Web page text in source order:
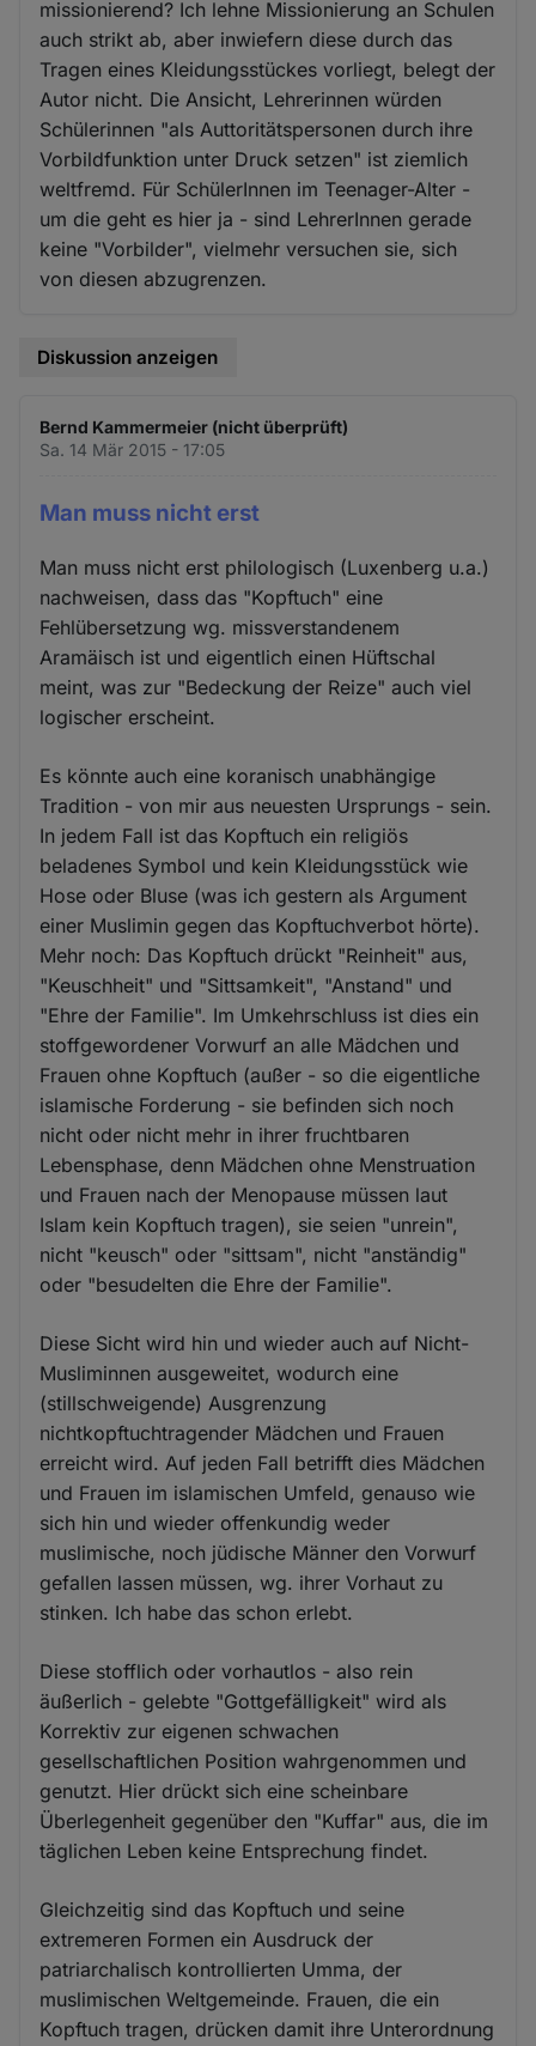
missionierend? Ich lehne Missionierung an Schulen
auch strikt ab, aber inwiefern diese durch das
Tragen eines Kleidungsstückes vorliegt, belegt der
Autor nicht. Die Ansicht, Lehrerinnen würden
Schülerinnen "als Auttoritätspersonen durch ihre
Vorbildfunktion unter Druck setzen" ist ziemlich
weltfremd. Für SchülerInnen im Teenager-Alter -
um die geht es hier ja - sind LehrerInnen gerade
keine "Vorbilder", vielmehr versuchen sie, sich
von diesen abzugrenzen.
Diskussion anzeigen
Bernd Kammermeier (nicht überprüft)
Sa. 14 Mär 2015 - 17:05
Man muss nicht erst
Man muss nicht erst philologisch (Luxenberg u.a.)
nachweisen, dass das "Kopftuch" eine
Fehlübersetzung wg. missverstandenem
Aramäisch ist und eigentlich einen Hüftschal
meint, was zur "Bedeckung der Reize" auch viel
logischer erscheint.
Es könnte auch eine koranisch unabhängige
Tradition - von mir aus neuesten Ursprungs - sein.
In jedem Fall ist das Kopftuch ein religiös
beladenes Symbol und kein Kleidungsstück wie
Hose oder Bluse (was ich gestern als Argument
einer Muslimin gegen das Kopftuchverbot hörte).
Mehr noch: Das Kopftuch drückt "Reinheit" aus,
"Keuschheit" und "Sittsamkeit", "Anstand" und
"Ehre der Familie". Im Umkehrschluss ist dies ein
stoffgewordener Vorwurf an alle Mädchen und
Frauen ohne Kopftuch (außer - so die eigentliche
islamische Forderung - sie befinden sich noch
nicht oder nicht mehr in ihrer fruchtbaren
Lebensphase, denn Mädchen ohne Menstruation
und Frauen nach der Menopause müssen laut
Islam kein Kopftuch tragen), sie seien "unrein",
nicht "keusch" oder "sittsam", nicht "anständig"
oder "besudelten die Ehre der Familie".
Diese Sicht wird hin und wieder auch auf Nicht-
Musliminnen ausgeweitet, wodurch eine
(stillschweigende) Ausgrenzung
nichtkopftuchtragender Mädchen und Frauen
erreicht wird. Auf jeden Fall betrifft dies Mädchen
und Frauen im islamischen Umfeld, genauso wie
sich hin und wieder offenkundig weder
muslimische, noch jüdische Männer den Vorwurf
gefallen lassen müssen, wg. ihrer Vorhaut zu
stinken. Ich habe das schon erlebt.
Diese stofflich oder vorhautlos - also rein
äußerlich - gelebte "Gottgefälligkeit" wird als
Korrektiv zur eigenen schwachen
gesellschaftlichen Position wahrgenommen und
genutzt. Hier drückt sich eine scheinbare
Überlegenheit gegenüber den "Kuffar" aus, die im
täglichen Leben keine Entsprechung findet.
Gleichzeitig sind das Kopftuch und seine
extremeren Formen ein Ausdruck der
patriarchalisch kontrollierten Umma, der
muslimischen Weltgemeinde. Frauen, die ein
Kopftuch tragen, drücken damit ihre Unterordnung